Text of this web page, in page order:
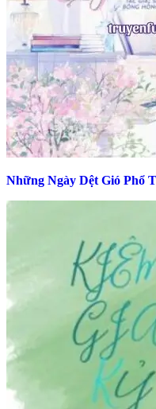
Những Ngày Dệt Gió Phổ